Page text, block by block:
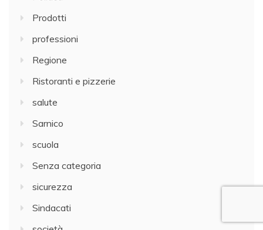
Prodotti
professioni
Regione
Ristoranti e pizzerie
salute
Sarnico
scuola
Senza categoria
sicurezza
Sindacati